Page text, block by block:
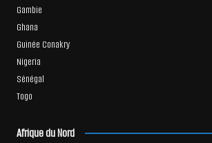
Gambie
Ghana
Guinée Conakry
Nigeria
Sénégal
Togo
Afrique du Nord